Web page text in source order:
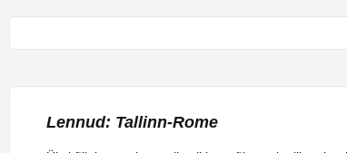
Lennud: Tallinn-Rome